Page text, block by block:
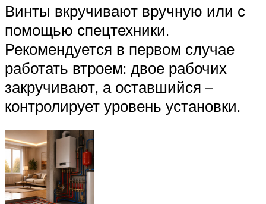
Винты вкручивают вручную или с
помощью спецтехники.
Рекомендуется в первом случае
работать втроем: двое рабочих
закручивают, а оставшийся –
контролирует уровень установки.